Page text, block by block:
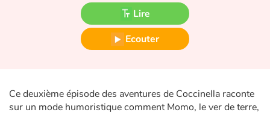
Fable, mythe, littérature et poésie
Princesses et princes, rois, reines et dragons
Héroïnes et héros
Lire
Ecouter
Ce deuxième épisode des aventures de Coccinella raconte
sur un mode humoristique comment Momo, le ver de terre,